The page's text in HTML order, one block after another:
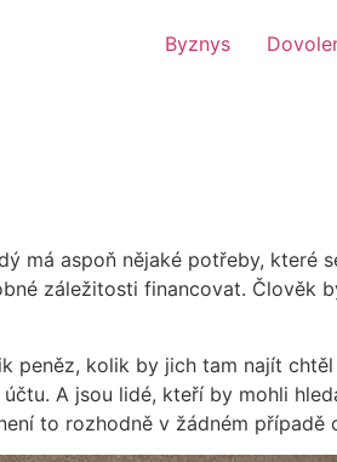
Byznys
má aspoň nějaké potřeby, které
záležitosti financovat. Člověk
peněz, kolik by jich tam najít
A jsou lidé, kteří by mohli
to rozhodně v žádném případě